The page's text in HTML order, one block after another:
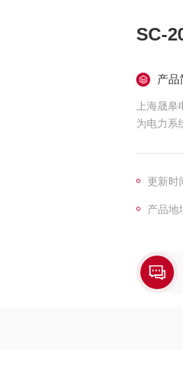
SC-
产品
上海晟
为电力系
更新时
产品地